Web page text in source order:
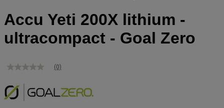
Accu Yeti 200X lithium -
ultracompact - Goal Zero
Geen
Dezelfde
paginalink.
(0)